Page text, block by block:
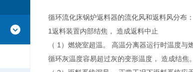
循环流化床锅炉返料器的流化风和返料风分布：
1返料装置内部结焦， 造成返料中止
（ 1）燃烧室超温。 高温分离器运行时温度
循环灰温度容易超过灰的变形温度， 造成结焦。